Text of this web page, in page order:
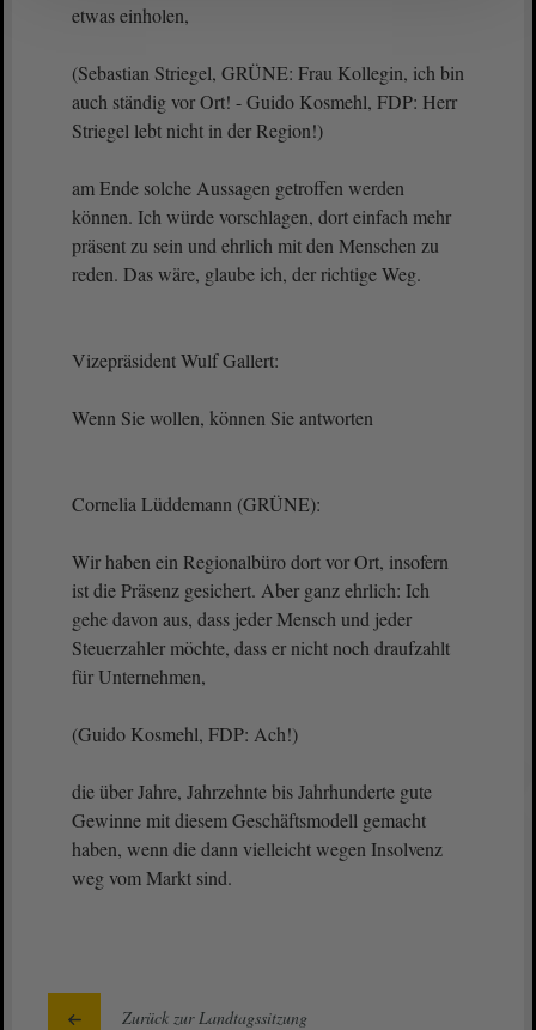
etwas einholen,
(Sebastian Striegel, GRÜNE: Frau Kollegin, ich bin
auch ständig vor Ort! - Guido Kosmehl, FDP: Herr
Striegel lebt nicht in der Region!)
am Ende solche Aussagen getroffen werden
können. Ich würde vorschlagen, dort einfach mehr
präsent zu sein und ehrlich mit den Menschen zu
reden. Das wäre, glaube ich, der richtige Weg.
Vizepräsident Wulf Gallert:
Wenn Sie wollen, können Sie antworten
Cornelia Lüddemann (GRÜNE):
Wir haben ein Regionalbüro dort vor Ort, insofern
ist die Präsenz gesichert. Aber ganz ehrlich: Ich
gehe davon aus, dass jeder Mensch und jeder
Steuerzahler möchte, dass er nicht noch draufzahlt
für Unternehmen,
(Guido Kosmehl, FDP: Ach!)
die über Jahre, Jahrzehnte bis Jahrhunderte gute
Gewinne mit diesem Geschäftsmodell gemacht
haben, wenn die dann vielleicht wegen Insolvenz
weg vom Markt sind.
Zurück zur Landtagssitzung